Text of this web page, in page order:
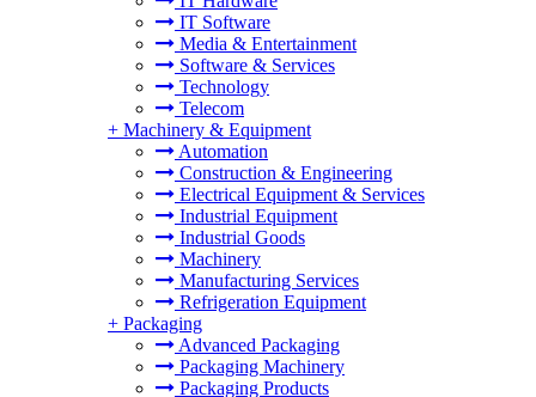
IT Software
Media & Entertainment
Software & Services
Technology
Telecom
+ Machinery & Equipment
Automation
Construction & Engineering
Electrical Equipment & Services
Industrial Equipment
Industrial Goods
Machinery
Manufacturing Services
Refrigeration Equipment
+ Packaging
Advanced Packaging
Packaging Machinery
Packaging Products